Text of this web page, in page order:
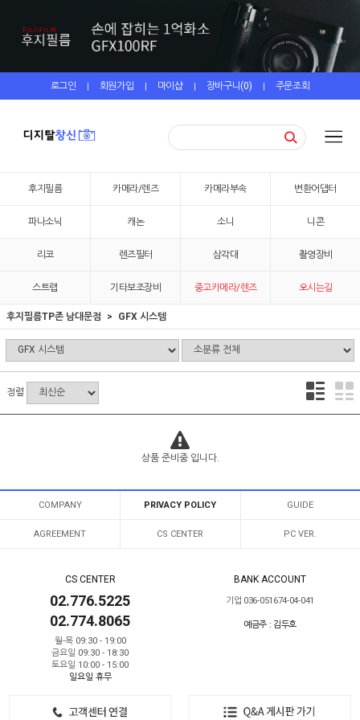
로그인 | 회원가입 | 마이샵 | 장바구니(0) | 주문조회
후지필름 카메라/렌즈 카메라부속 변환어댑터
파나소닉 캐논 소니 니콘
리코 렌즈필터 삼각대 촬영장비
스트랩 기타보조장비 중고카메라/렌즈 오시는길
후지필름TP존 남대문점 GFX 시스템
정렬
상품 준비중 입니다.
COMPANY PRIVACY POLICY GUIDE
AGREEMENT CS CENTER PC VER.
CS CENTER
02.776.5225
02.774.8065
월-목 09:30 - 19:00
금요일 09:30 - 18:30
토요일 10:00 - 15:00
일요일 휴무
BANK ACCOUNT
기업 036-051674-04-041
예금주 : 김두호